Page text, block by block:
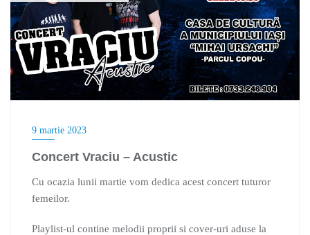
9 martie 2023
Concert Vraciu – Acustic
Cu ocazia lunii martie vom dedica acest concert tuturor
femeilor.
Playlist-ul contine melodii proprii si cover-uri aduse la